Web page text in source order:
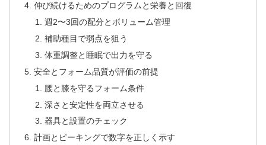
伸び続けるためのプログラムと栄養と回復
週2〜3回の配分とボリューム管理
補助種目で弱点を狙う
体重調整と睡眠で出力を守る
安全とフォーム品質が評価の前提
腰と膝を守るフォーム条件
深さと安定性を両立させる
器具と設置のチェック
計画とピーキングで数字を正しく示す